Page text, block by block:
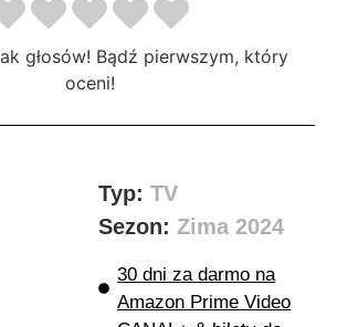
głosów! Bądź pierwszym, który
oceni!
Typ: TV
Sezon: Zima 2024
30 dni za darmo na
Amazon Prime Video